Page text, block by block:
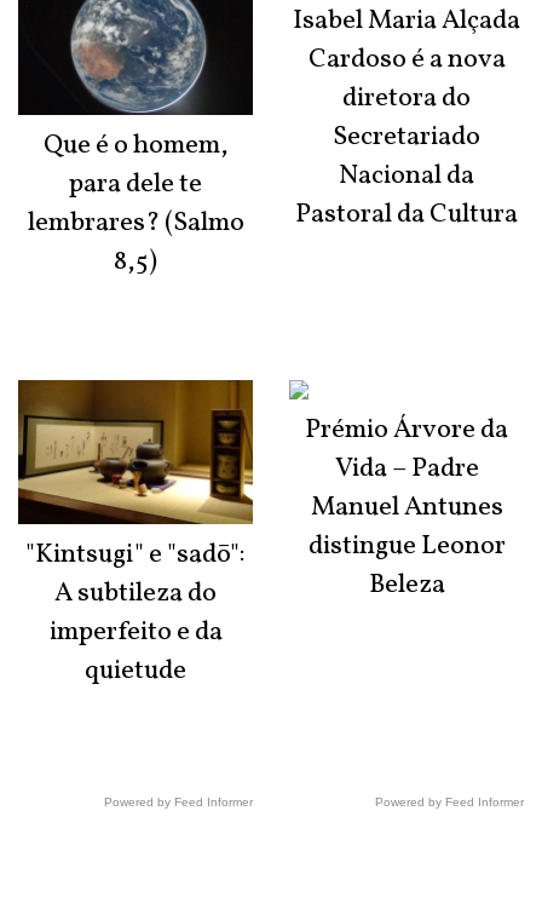
Que é o homem,
para dele te
lembrares? (Salmo
8,5)
"Kintsugi" e "sadō":
A subtileza do
imperfeito e da
quietude
Powered by Feed Informer
Isabel Maria Alçada
Cardoso é a nova
diretora do
Secretariado
Nacional da
Pastoral da Cultura
Prémio Árvore da
Vida – Padre
Manuel Antunes
distingue Leonor
Beleza
Powered by Feed Informer